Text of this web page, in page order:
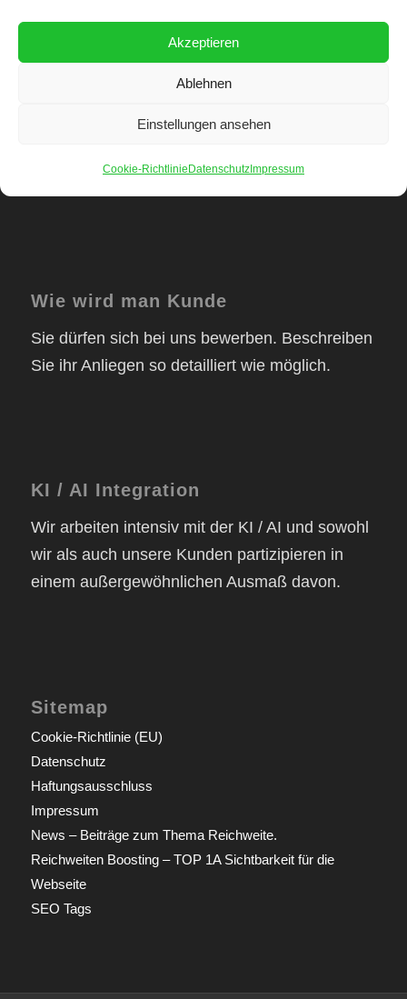
Akzeptieren
Ablehnen
Einstellungen ansehen
Cookie-Richtlinie Datenschutz Impressum
persönliche Aufmerksamkeit.
Wie wird man Kunde
Sie dürfen sich bei uns bewerben. Beschreiben
Sie ihr Anliegen so detailliert wie möglich.
KI / AI Integration
Wir arbeiten intensiv mit der KI / AI und sowohl
wir als auch unsere Kunden partizipieren in
einem außergewöhnlichen Ausmaß davon.
Sitemap
Cookie-Richtlinie (EU)
Datenschutz
Haftungsausschluss
Impressum
News – Beiträge zum Thema Reichweite.
Reichweiten Boosting – TOP 1A Sichtbarkeit für die
Webseite
SEO Tags